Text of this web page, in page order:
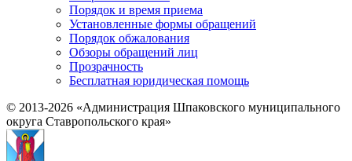
Порядок и время приема
Установленные формы обращений
Порядок обжалования
Обзоры обращений лиц
Прозрачность
Бесплатная юридическая помощь
© 2013-2026 «Администрация Шпаковского муниципального
округа Ставропольского края»